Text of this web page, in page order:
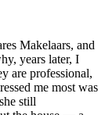
Makelaars, and
years later, I
are professional,
me most was
still